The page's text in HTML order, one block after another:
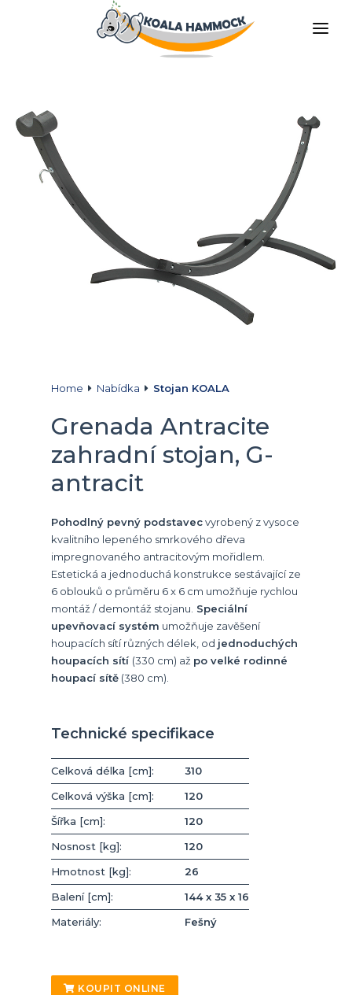
PRODEJNY
STAŇTE SE DISTRIBUTOREM
MÉDIA
Home Nabídka Stojan KOALA
Grenada Antracite
zahradní stojan, G-
antracit
Pohodlný pevný podstavecvyrobený z vysoce
kvalitního lepeného smrkového dřeva
impregnovaného antracitovým mořidlem.
Estetická a jednoduchá konstrukce sestávající ze
6 oblouků o průměru 6 x 6 cm umožňuje rychlou
montáž / demontáž stojanu. Speciální
upevňovací systém umožňuje zavěšení
houpacích sítí různých délek, od jednoduchých
houpacích sítí (330 cm) až po velké rodinné
houpací sítě (380 cm).
Technické specifikace
Celková délka [cm]:
310
Celková výška [cm]:
120
Šířka [cm]:
120
Nosnost [kg]:
120
Hmotnost [kg]:
26
Balení [cm]:
144 x 35 x 16
Materiály:
Fešný
KOUPIT ONLINE